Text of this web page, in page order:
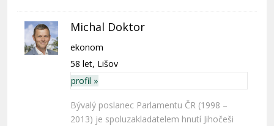
Michal Doktor
ekonom
58 let, Lišov
profil »
Bývalý poslanec Parlamentu ČR (1998 –
2013) je spoluzakladatelem hnutí Jihočeši